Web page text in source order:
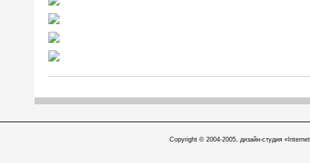
Copyright © 2004-2005, дизайн-студия